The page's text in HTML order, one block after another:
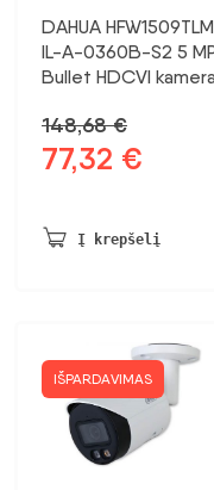
DAHUA
IL-A-0360B-S2 5
Bullet HDCVI kamera
148,68€
Pradinė
148,68 €.
77,32 €
Į krepšelį
IŠPARDAVIMAS